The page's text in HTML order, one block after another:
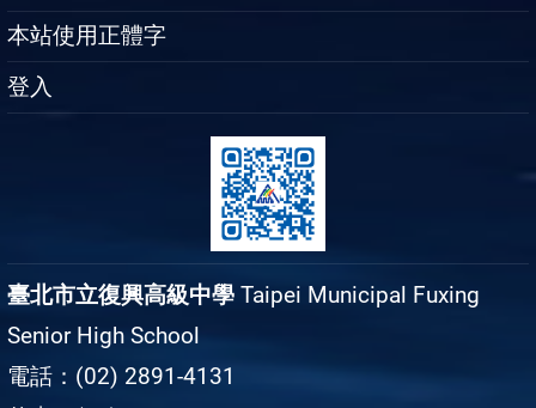
本站使用正體字
登入
臺北市立復興高級中學 Taipei Municipal Fuxing
Senior High School
電話：(02) 2891-4131